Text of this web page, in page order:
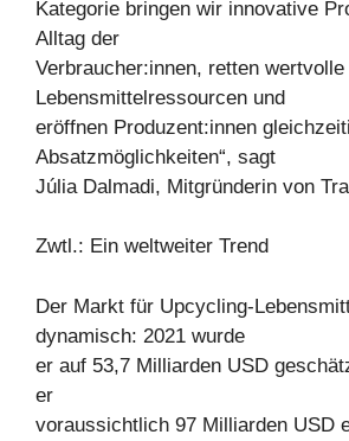
Kategorie bringen wir innovative
Alltag der
Verbraucher:innen, retten wertvolle
Lebensmittelressourcen und
eröffnen Produzent:innen
Absatzmöglichkeiten“, sagt
Júlia Dalmadi, Mitgründerin von
Zwtl.: Ein weltweiter Trend
Der Markt für Upcycling-
dynamisch: 2021 wurde
er auf 53,7 Milliarden USD
er
voraussichtlich 97 Milliarden USD